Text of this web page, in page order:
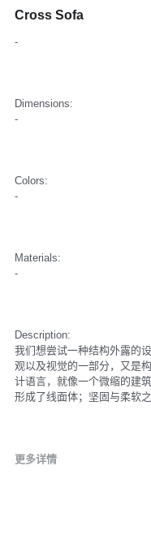
Cross Sofa
-
Dimensions:
-
Colors:
-
Materials:
-
Description:
我们想尝试一种结构外露的
观以及视觉的一部分，又是
计语言，就像一个微缩的建
形成了线面体；坚固与柔软
更多详情